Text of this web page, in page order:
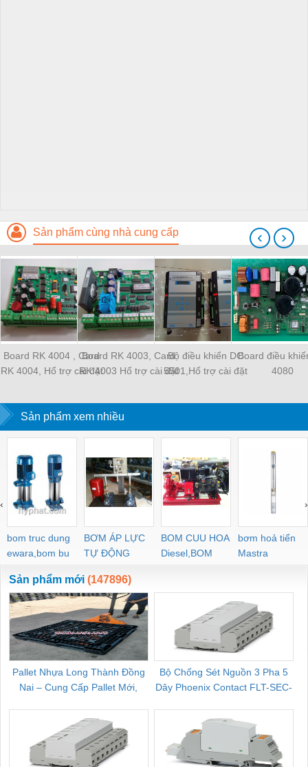
Sản phẩm cùng nhà cung cấp
Board RK 4004 , Card
RK 4004, Hổ trợ cài đặt
Board RK 4003, Card
RK 4003 Hổ trợ cài đặt
Bộ điều khiển DC
5501,Hổ trợ cài đặt
Board điều
4080
‹ ›
Sản phẩm xem nhiều
bom truc dung
ewara,bom bu
ewara
BƠM ÁP LỰC
TỰ ĐỘNG
BOM CUU HOA
Diesel,BOM
CHUA CHAY
bơm hoả tiển
Mastra
‹ ›
Sản phẩm mới (147896)
Pallet Nhựa Long Thành Đồng
Nai – Cung Cấp Pallet Mới,
Bộ Chống Sét Nguồn 3 Pha 5
Dây Phoenix Contact FLT-SEC-